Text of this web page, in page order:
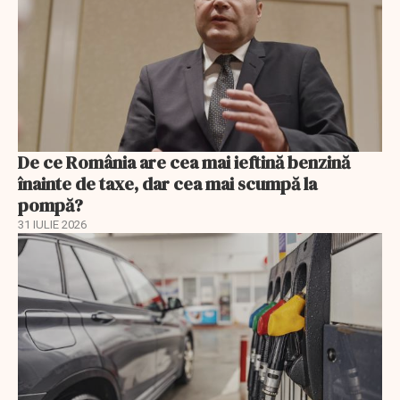
De ce România are cea mai ieftină benzină
înainte de taxe, dar cea mai scumpă la
pompă?
31 IULIE 2026